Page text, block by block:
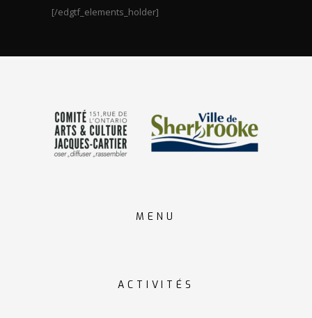
[/edgtf_elements_holder]
MENU
ACTIVITÉS